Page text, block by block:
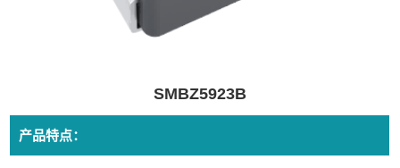
SMBZ5923B
产品特点：